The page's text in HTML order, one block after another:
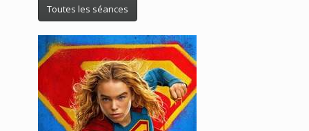
Toutes les séances